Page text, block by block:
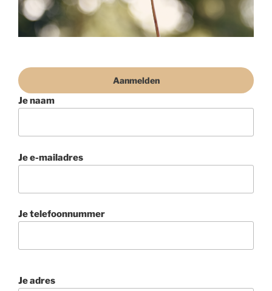
Aanmelden
Je naam
Je e-mailadres
Je telefoonnummer
Je adres